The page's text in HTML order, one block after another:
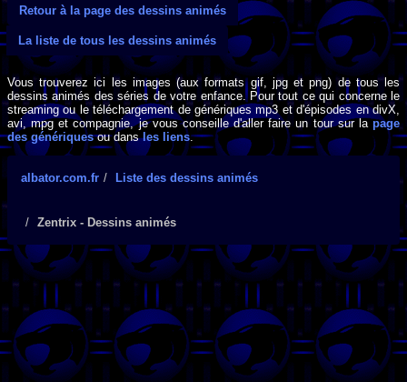
Retour à la page des dessins animés
La liste de tous les dessins animés
Vous trouverez ici les images (aux formats gif, jpg et png) de tous les
dessins animés des séries de votre enfance. Pour tout ce qui concerne le
streaming ou le téléchargement de génériques mp3 et d'épisodes en divX,
avi, mpg et compagnie, je vous conseille d'aller faire un tour sur lapage
des génériquesou dansles liens.
albator.com.fr Liste des dessins animés
Zentrix - Dessins animés